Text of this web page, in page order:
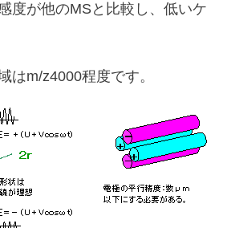
度が他のMSと比較し、低いケ
はm/z4000程度です。